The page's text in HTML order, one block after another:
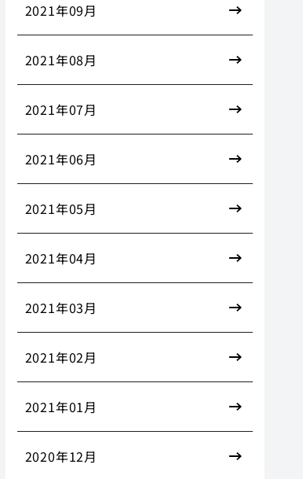
2021年09月
2021年08月
2021年07月
2021年06月
2021年05月
2021年04月
2021年03月
2021年02月
2021年01月
2020年12月